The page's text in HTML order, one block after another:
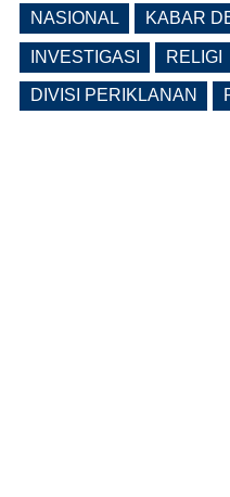
NASIONAL KABAR
INVESTIGASI RELIGI
DIVISI PERIKLANAN